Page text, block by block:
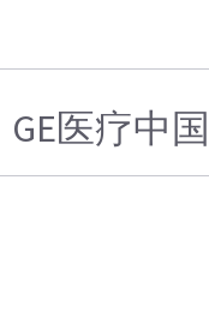
GE医疗中国